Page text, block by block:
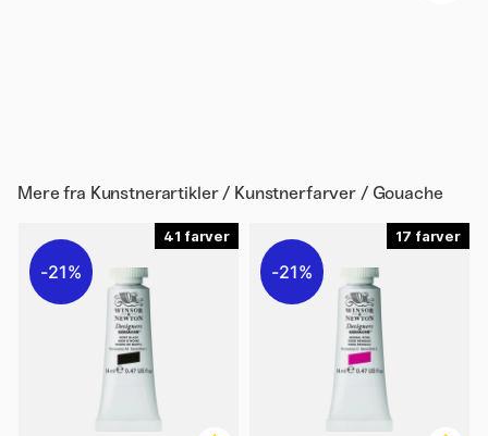
Mere fra Kunstnerartikler / Kunstnerfarver / Gouache
41
21%
17
21%